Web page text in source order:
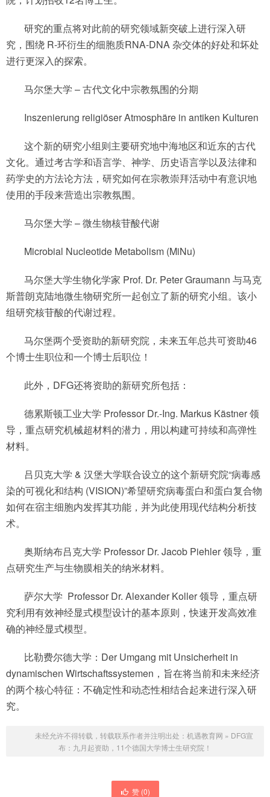
研究的重点将对此前的研究领域新突破上进行深入研
究，围绕 R-环衍生的细胞质RNA-DNA 杂交体的好处和坏处
进行更深入的探索。
马尔堡大学 – 古代文化中宗教氛围的分期
Inszenierung religiöser Atmosphäre in antiken Kulturen
这个新的研究小组则主要研究地中海地区和近东的古代
文化。通过考古学和语言学、神学、历史语言学以及法律和
药学史的方法论方法，研究如何在宗教崇拜活动中有意识地
使用的手段来营造出宗教氛围。
马尔堡大学 – 微生物核苷酸代谢
Microbial Nucleotide Metabolism (MiNu)
马尔堡大学生物化学家 Prof. Dr. Peter Graumann 与马克
斯普朗克陆地微生物研究所一起创立了新的研究小组。该小
组研究核苷酸的代谢过程。
马尔堡两个受资助的新研究院，未来五年总共可资助46
个博士生职位和一个博士后职位！
此外，DFG还将资助的新研究所包括：
德累斯顿工业大学 Professor Dr.-Ing. Markus Kästner 领
导，重点研究机械超材料的潜力，用以构建可持续和高弹性
材料。
吕贝克大学 & 汉堡大学联合设立的这个新研究院“病毒感
染的可视化和结构 (VISION)”希望研究病毒蛋白和蛋白复合物
如何在宿主细胞内发挥其功能，并为此使用现代结构分析技
术。
奥斯纳布吕克大学 Professor Dr. Jacob Piehler 领导，重
点研究生产与生物膜相关的纳米材料。
萨尔大学 Professor Dr. Alexander Koller 领导，重点研
究利用有效神经显式模型设计的基本原则，快速开发高效准
确的神经显式模型。
比勒费尔德大学：Der Umgang mit Unsicherheit in
dynamischen Wirtschaftssystemen，旨在将当前和未来经济
的两个核心特征：不确定性和动态性相结合起来进行深入研
究。
未经允许不得转载，转载联系作者并注明出处： 机遇教育网 » DFG宣
布：九月起资助，11个德国大学博士生研究院！
赞 (0)